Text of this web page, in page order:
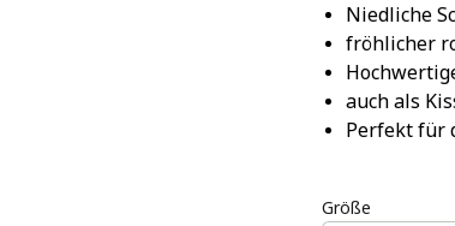
Niedliche
fröhlicher
auch als
Perfekt für
Größe